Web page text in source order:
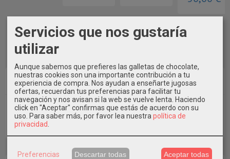
Idioma
Servicios que nos gustaría
utilizar
Aunque sabemos que prefieres las galletas de chocolate,
nuestras cookies son una importante contribución a tu
experiencia de compra. Nos ayudan a enseñarte jugosas
ofertas, recuerdan tus preferencias para facilitar tu
navegación y nos avisan si la web se vuelve lenta. Haciendo
click en "Aceptar" confirmas que estás de acuerdo con su
uso. Para saber más, por favor lea nuestra política de
privacidad
Preferencias Descartar todas Aceptar todas